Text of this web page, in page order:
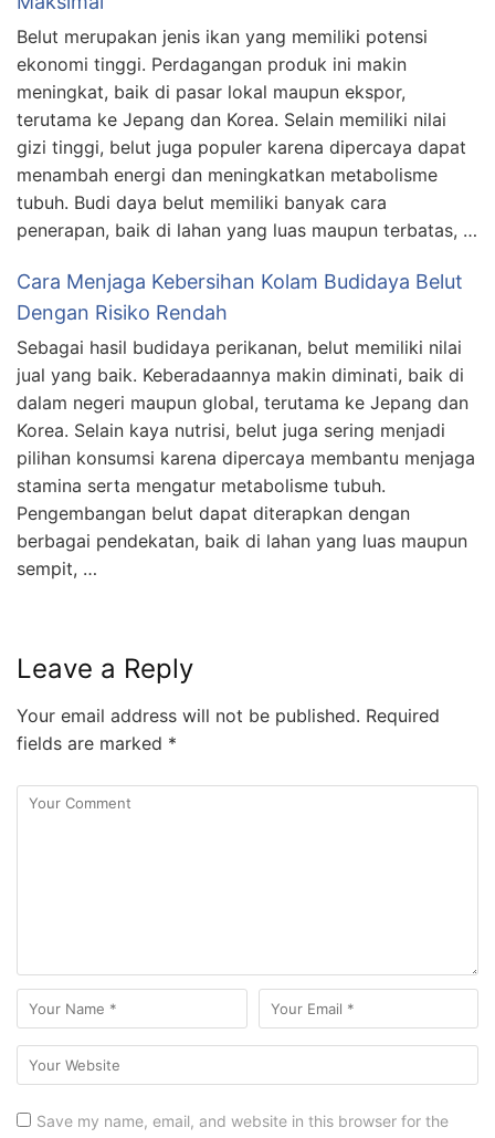
Belut merupakan jenis ikan yang memiliki potensi
ekonomi tinggi. Perdagangan produk ini makin
meningkat, baik di pasar lokal maupun ekspor,
terutama ke Jepang dan Korea. Selain memiliki nilai
gizi tinggi, belut juga populer karena dipercaya dapat
menambah energi dan meningkatkan metabolisme
tubuh. Budi daya belut memiliki banyak cara
penerapan, baik di lahan yang luas maupun terbatas, …
Cara Menjaga Kebersihan Kolam Budidaya Belut
Dengan Risiko Rendah
Sebagai hasil budidaya perikanan, belut memiliki nilai
jual yang baik. Keberadaannya makin diminati, baik di
dalam negeri maupun global, terutama ke Jepang dan
Korea. Selain kaya nutrisi, belut juga sering menjadi
pilihan konsumsi karena dipercaya membantu menjaga
stamina serta mengatur metabolisme tubuh.
Pengembangan belut dapat diterapkan dengan
berbagai pendekatan, baik di lahan yang luas maupun
sempit, …
Leave a Reply
Your email address will not be published. Required
fields are marked *
Save my name, email, and website in this browser for the